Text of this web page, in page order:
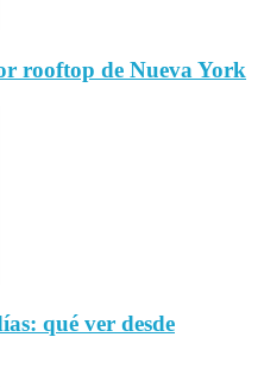
rooftop de Nueva York
qué ver desde